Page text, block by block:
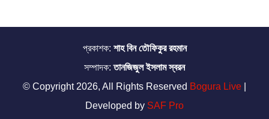
প্রকাশক: শাহ বিন তৌফিকুর রহমান
সম্পাদক:তানজিজুল ইসলাম স্বরন
© Copyright 2026, All Rights Reserved Bogura Live
Developed by SAF Pro